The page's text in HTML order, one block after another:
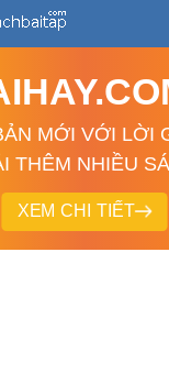
MỚI VỚI LỜI
THÊM NHIỀU
XEM CHI TIẾT